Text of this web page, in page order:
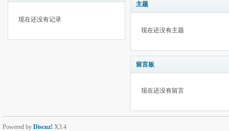
现在还没有记录
主题
现在还没有主题
留言板
现在还没有留言
Powered by Discuz! X3.4